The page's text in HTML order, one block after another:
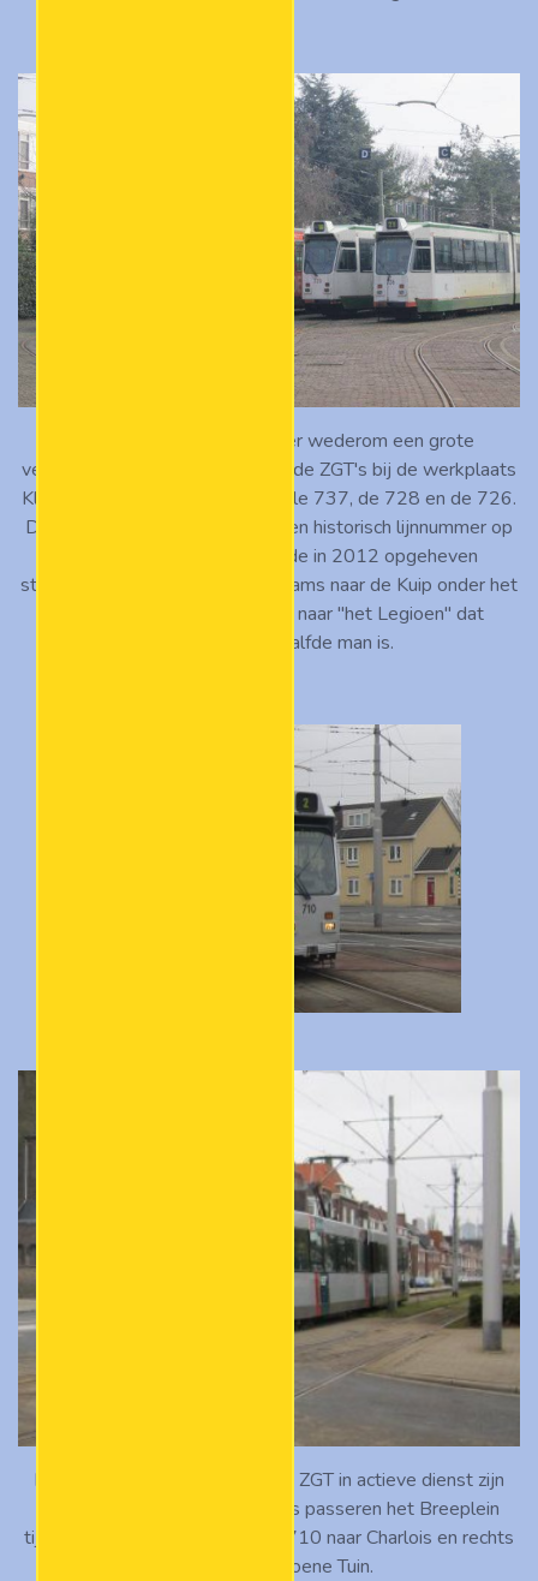
Op 28 januari 2013 stond er wederom een grote
verzameling buiten dienst gestelde ZGT's bij de werkplaats
Kleiweg. Vooraan stonden de gele 737, de 728 en de 726.
De laatste heeft een ondertussen historisch lijnnummer op
de koersrol staan, namelijk de in 2012 opgeheven
stadionlijn 29. Sindsdien rijden trams naar de Kuip onder het
lijnnummer 12, als verwijzing naar "het Legioen" dat
zogezegd de twaalfde man is.
Mijn laatste twee foto's van de ZGT in actieve dienst zijn
van 1 maart 2013. Beide trams passeren het Breeplein
tijdens een rit op lijn 2, links de 710 naar Charlois en rechts
de 750 naar Groene Tuin.